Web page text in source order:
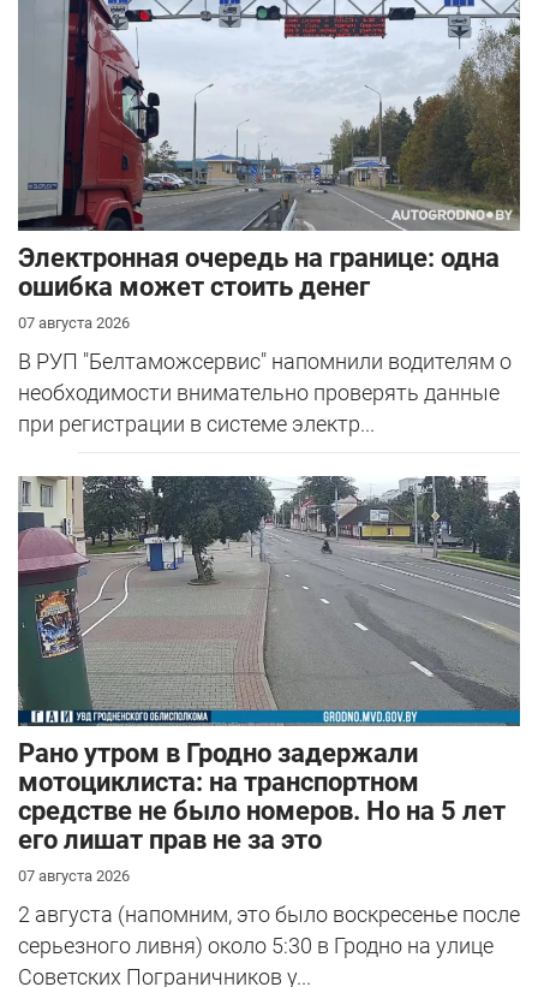
Электронная очередь на границе: одна
ошибка может стоить денег
07 августа 2026
В РУП "Белтаможсервис" напомнили водителям о
необходимости внимательно проверять данные
при регистрации в системе электр...
Рано утром в Гродно задержали
мотоциклиста: на транспортном
средстве не было номеров. Но на 5 лет
его лишат прав не за это
07 августа 2026
2 августа (напомним, это было воскресенье после
серьезного ливня) около 5:30 в Гродно на улице
Советских Пограничников у...